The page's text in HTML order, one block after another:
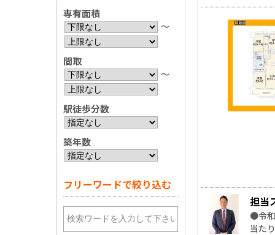
担当
●令
当た
専有面積
〜
間取
〜
駅徒歩分数
築年数
フリーワードで絞り込む